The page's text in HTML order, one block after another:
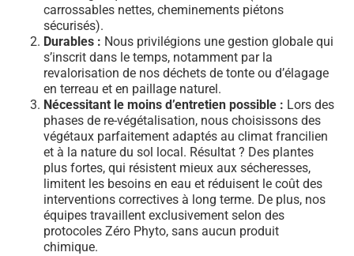
carrossables nettes, cheminements piétons
sécurisés).
Durables : Nous privilégions une gestion globale qui
s’inscrit dans le temps, notamment par la
revalorisation de nos déchets de tonte ou d’élagage
en terreau et en paillage naturel.
Nécessitant le moins d’entretien possible : Lors des
phases de re-végétalisation, nous choisissons des
végétaux parfaitement adaptés au climat francilien
et à la nature du sol local. Résultat ? Des plantes
plus fortes, qui résistent mieux aux sécheresses,
limitent les besoins en eau et réduisent le coût des
interventions correctives à long terme. De plus, nos
équipes travaillent exclusivement selon des
protocoles Zéro Phyto, sans aucun produit
chimique.